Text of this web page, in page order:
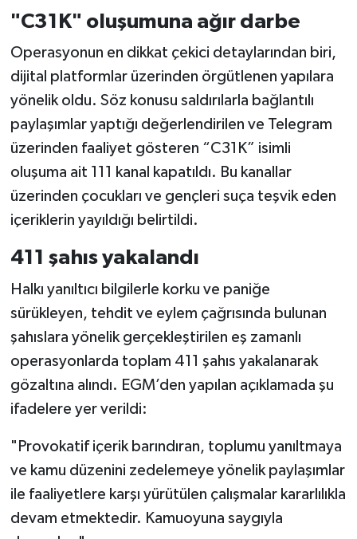
"C31K" oluşumuna ağır darbe
Operasyonun en dikkat çekici detaylarından biri,
dijital platformlar üzerinden örgütlenen yapılara
yönelik oldu. Söz konusu saldırılarla bağlantılı
paylaşımlar yaptığı değerlendirilen ve Telegram
üzerinden faaliyet gösteren “C31K” isimli
oluşuma ait 111 kanal kapatıldı. Bu kanallar
üzerinden çocukları ve gençleri suça teşvik eden
içeriklerin yayıldığı belirtildi.
411 şahıs yakalandı
Halkı yanıltıcı bilgilerle korku ve paniğe
sürükleyen, tehdit ve eylem çağrısında bulunan
şahıslara yönelik gerçekleştirilen eş zamanlı
operasyonlarda toplam 411 şahıs yakalanarak
gözaltına alındı. EGM’den yapılan açıklamada şu
ifadelere yer verildi:
"Provokatif içerik barındıran, toplumu yanıltmaya
ve kamu düzenini zedelemeye yönelik paylaşımlar
ile faaliyetlere karşı yürütülen çalışmalar kararlılıkla
devam etmektedir. Kamuoyuna saygıyla